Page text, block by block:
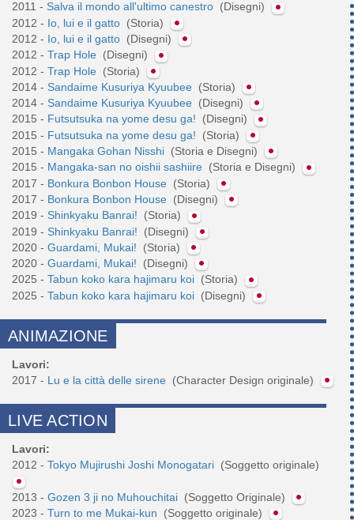
2011 - Salva il mondo all'ultimo canestro (Disegni)
2012 - Io, lui e il gatto (Storia)
2012 - Io, lui e il gatto (Disegni)
2012 - Trap Hole (Disegni)
2012 - Trap Hole (Storia)
2014 - Sandaime Kusuriya Kyuubee (Storia)
2014 - Sandaime Kusuriya Kyuubee (Disegni)
2015 - Futsutsuka na yome desu ga!
(Disegni)
2015 - Futsutsuka na yome desu ga!
(Storia)
2015 - Mangaka Gohan Nisshi (Storia e Disegni)
2015 - Mangaka-san no oishii sashiire (Storia e Disegni)
2017 - Bonkura Bonbon House (Storia)
2017 - Bonkura Bonbon House (Disegni)
2019 - Shinkyaku Banrai!
(Storia)
2019 - Shinkyaku Banrai!
(Disegni)
2020 - Guardami, Mukai!
(Storia)
2020 - Guardami, Mukai!
(Disegni)
2025 - Tabun koko kara hajimaru koi (Storia)
2025 - Tabun koko kara hajimaru koi (Disegni)
ANIMAZIONE
Lavori:
2017 - Lu e la città delle sirene (Character Design originale)
LIVE ACTION
Lavori:
2012 - Tokyo Mujirushi Joshi Monogatari (Soggetto originale)
2013 - Gozen 3 ji no Muhouchitai (Soggetto Originale)
2023 - Turn to me Mukai-kun (Soggetto originale)